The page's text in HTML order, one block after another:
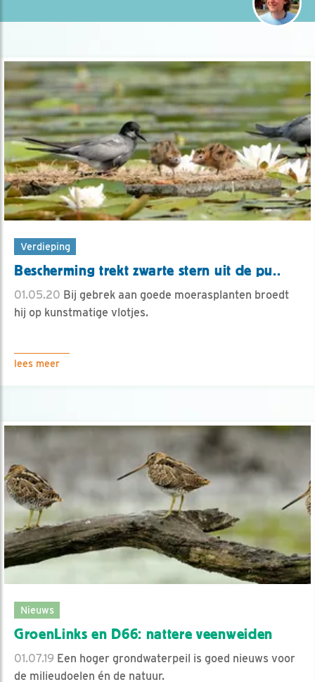
Verdieping
Bescherming trekt zwarte stern uit de pu..
01.05.20 Bij gebrek aan goede moerasplanten broedt
hij op kunstmatige vlotjes.
lees meer
Nieuws
GroenLinks en D66: nattere veenweiden
01.07.19 Een hoger grondwaterpeil is goed nieuws voor
de milieudoelen én de natuur.